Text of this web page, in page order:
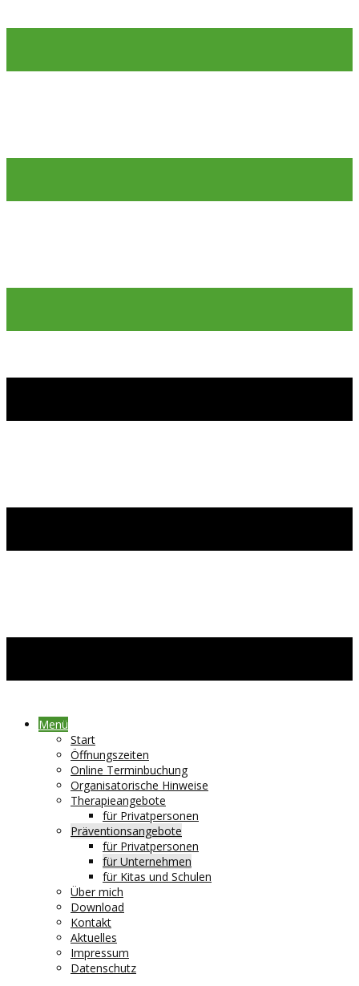
Menü
Start
Öffnungszeiten
Online Terminbuchung
Organisatorische Hinweise
Therapieangebote
für Privatpersonen
Präventionsangebote
für Privatpersonen
für Unternehmen
für Kitas und Schulen
Über mich
Download
Kontakt
Aktuelles
Impressum
Datenschutz